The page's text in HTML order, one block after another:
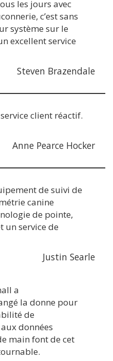
les jours avec
c’est sans
système sur le
excellent service
Steven Brazendale
client réactif.
Anne Pearce Hocker
de suivi de
canine
de pointe,
un service de
Justin Searle
a
la donne pour
de
données
main font de cet